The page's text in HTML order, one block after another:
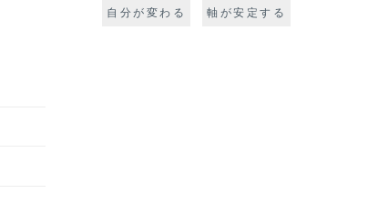
自分が変わる 軸が安定する